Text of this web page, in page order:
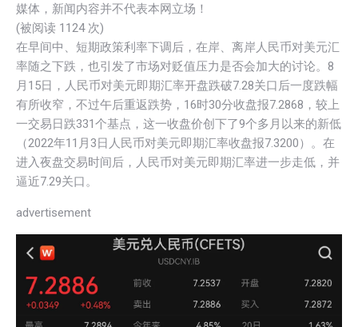
媒体，新闻内容并不代表本网立场！
(被阅读 1 124次)
在早间中、短期政策利率下调后，在岸、离岸人民币对美元汇
率随之下跌，也引发了市场对贬值压力是否会加大的讨论。8
月15日，人民币对美元即期汇率开盘跌破7.28关口后一度跌幅
有所收窄，不过午后重返跌势，16时30分收盘报7.2868，较上
一交易日跌331个基点，这一收盘价创下了9个多月以来的新低
（2022年11月3日人民币对美元即期汇率收盘报7.3200）。在
进入夜盘交易时间后，人民币对美元即期汇率进一步走低，并
逼近7.29关口。
advertisement